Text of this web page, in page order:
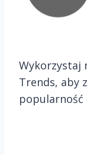
Wykorzystaj
Trends, aby
popularność